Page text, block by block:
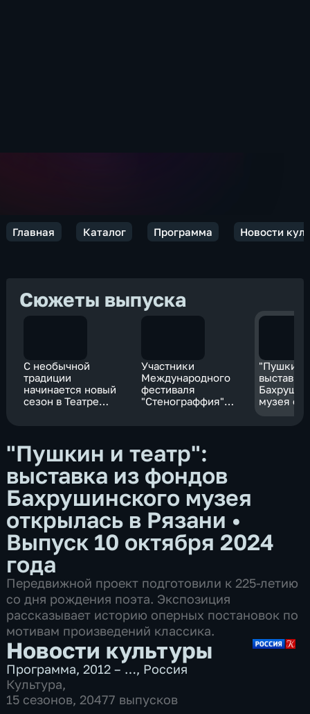
Главная Каталог Программа Новости
Сюжеты выпуска
С необычной
традиции
начинается новый
сезон в Театре
Участники
Международного
фестиваля
"Стенограффия"
"Пушкин
музея
"Пушкин и театр":
выставка из фондов
Бахрушинского музея
открылась в Рязани •
Выпуск 10 октября 2024
года
Передвижной проект подготовили к 225-летию
со дня рождения поэта. Экспозиция
рассказывает историю оперных постановок по
мотивам произведений классика.
Новости культуры
Программа,2012 – …, Россия
Культура,
15 сезонов, 20477 выпусков